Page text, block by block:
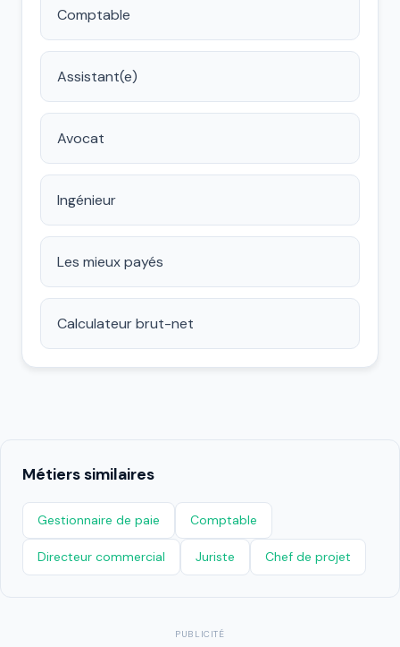
Comptable
Assistant(e)
Avocat
Ingénieur
Les mieux payés
Calculateur brut-net
Métiers similaires
Gestionnaire de paie Comptable
Directeur commercial Juriste Chef de projet
PUBLICITÉ